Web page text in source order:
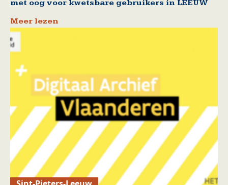
met oog voor kwetsbare gebruikers in LEEUW
Meer lezen